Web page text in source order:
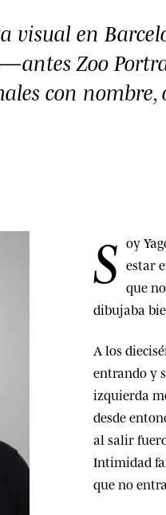
visual en
Zoo
con nombre,
S oy
estar
que
dibujaba
A los
entrando y
izquierda
desde
al salir
Intimidad
que no